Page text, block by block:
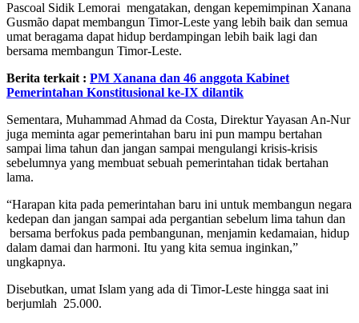
Pascoal Sidik Lemorai mengatakan, dengan kepemimpinan Xanana
Gusmão dapat membangun Timor-Leste yang lebih baik dan semua
umat beragama dapat hidup berdampingan lebih baik lagi dan
bersama membangun Timor-Leste.
Berita terkait : PM Xanana dan 46 anggota Kabinet
Pemerintahan Konstitusional ke-IX dilantik
Sementara, Muhammad Ahmad da Costa, Direktur Yayasan An-Nur
juga meminta agar pemerintahan baru ini pun mampu bertahan
sampai lima tahun dan jangan sampai mengulangi krisis-krisis
sebelumnya yang membuat sebuah pemerintahan tidak bertahan
lama.
“Harapan kita pada pemerintahan baru ini untuk membangun negara
kedepan dan jangan sampai ada pergantian sebelum lima tahun dan
bersama berfokus pada pembangunan, menjamin kedamaian, hidup
dalam damai dan harmoni. Itu yang kita semua inginkan,”
ungkapnya.
Disebutkan, umat Islam yang ada di Timor-Leste hingga saat ini
berjumlah 25.000.